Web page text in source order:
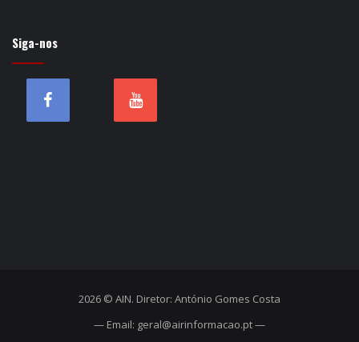
Siga-nos
2026 © AIN. Diretor: António Gomes Costa
— Email: geral@airinformacao.pt —